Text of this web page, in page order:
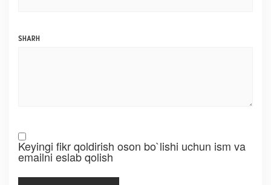
SHARH
Keyingi fikr qoldirish oson bo`lishi uchun ism va
emailni eslab qolish